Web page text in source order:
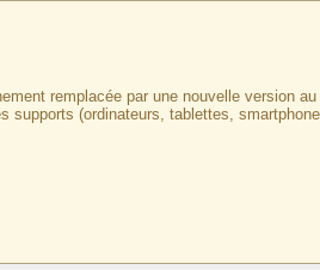
remplacée par une nouvelle version au
supports (ordinateurs, tablettes,